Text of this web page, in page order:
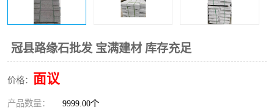
冠县路缘石批发 宝满建材 库存充足
价格： 面议
产品数量： 9999.00个